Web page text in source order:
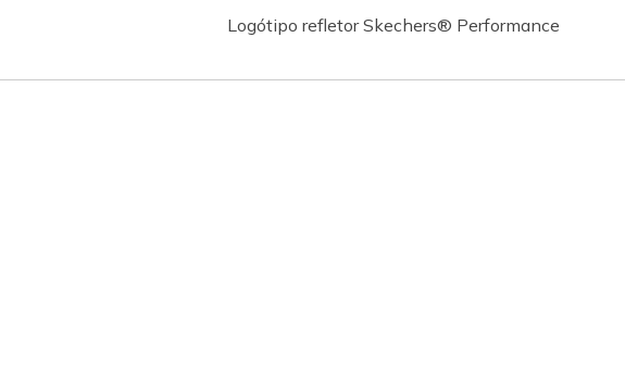
Logótipo refletor Skechers® Performance